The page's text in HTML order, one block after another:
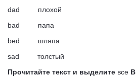
dad плохой
bad папа
bed шляпа
sad толстый
Прочитайте текст и выделите все B